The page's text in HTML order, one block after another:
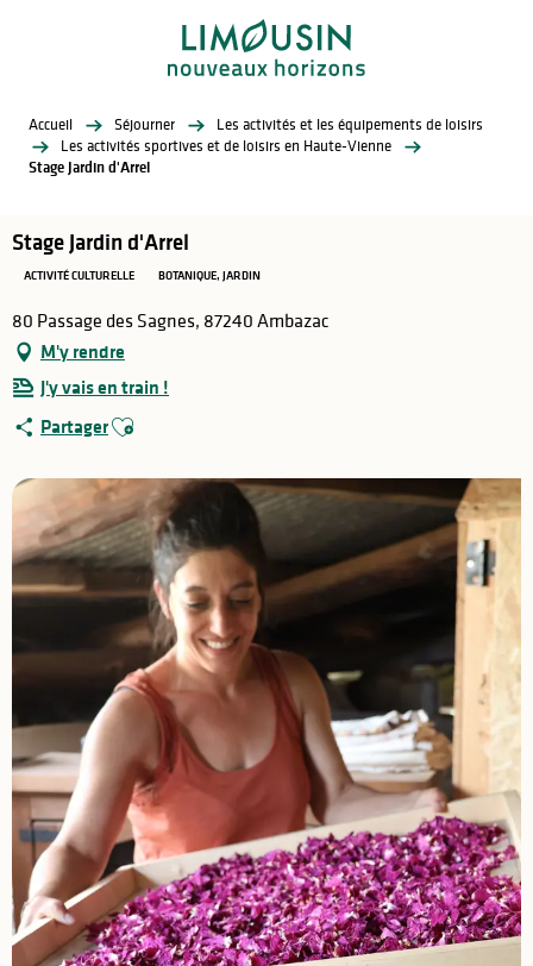
Accueil Séjourner
Les activités et les équipements de loisirs
Les activités sportives et de loisirs en Haute-Vienne
Stage Jardin d'Arrel
Stage Jardin d'Arrel
ACTIVITÉ CULTURELLE BOTANIQUE, JARDIN
80 Passage des Sagnes, 87240 Ambazac
M'y rendre
J'y vais en train !
PartagerAjouter aux favoris